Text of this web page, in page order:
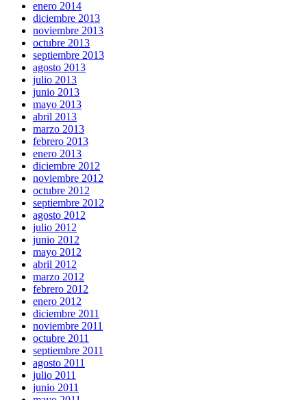
enero 2014
diciembre 2013
noviembre 2013
octubre 2013
septiembre 2013
agosto 2013
julio 2013
junio 2013
mayo 2013
abril 2013
marzo 2013
febrero 2013
enero 2013
diciembre 2012
noviembre 2012
octubre 2012
septiembre 2012
agosto 2012
julio 2012
junio 2012
mayo 2012
abril 2012
marzo 2012
febrero 2012
enero 2012
diciembre 2011
noviembre 2011
octubre 2011
septiembre 2011
agosto 2011
julio 2011
junio 2011